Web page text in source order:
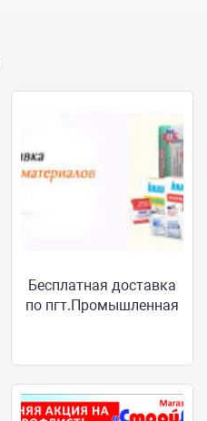
Бесплатная доставка
по пгт.Промышленная